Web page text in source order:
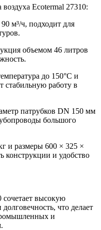
Ecotermal 27310:
м³/ч, подходит для
объемом 46 литров
до 150°C и
стабильную работу в
патрубков DN 150 мм
большого
и размеры 600 × 325 ×
конструкции и удобство
сочетает высокую
что делает
и